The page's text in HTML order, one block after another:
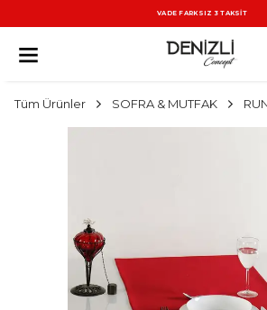
VADE FARKSIZ 3 TAKSİT
Tüm Ürünler SOFRA & MUTFAK